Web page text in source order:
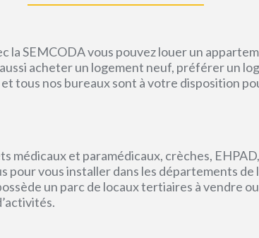
la SEMCODA vous pouvez louer un
acheter un logement neuf, préférer un
tous nos bureaux sont à votre disposition
médicaux et paramédicaux, crèches,
vous installer dans les départements de
un parc de locaux tertiaires à vendre